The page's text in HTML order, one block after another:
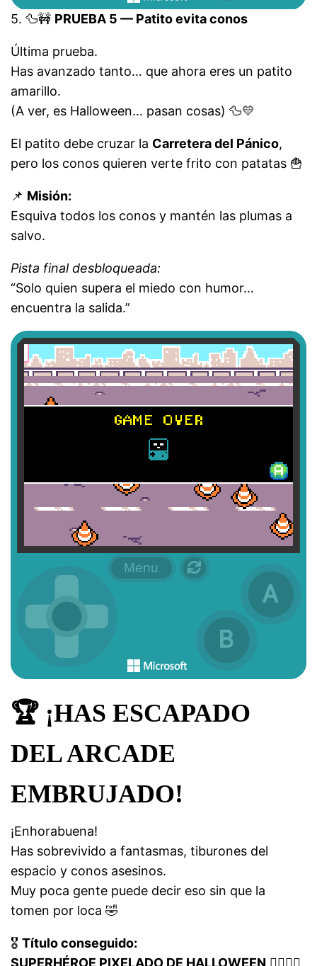
5. 🦆🚧 PRUEBA 5 — Patito evita conos
Última prueba.
Has avanzado tanto… que ahora eres un patito
amarillo.
(A ver, es Halloween… pasan cosas) 🦆💛
El patito debe cruzar la Carretera del Pánico,
pero los conos quieren verte frito con patatas 🍟
📌 Misión:
Esquiva todos los conos y mantén las plumas a
salvo.
Pista final desbloqueada:
“Solo quien supera el miedo con humor…
encuentra la salida.”
🏆 ¡HAS ESCAPADO
DEL ARCADE
EMBRUJADO!
¡Enhorabuena!
Has sobrevivido a fantasmas, tiburones del
espacio y conos asesinos.
Muy poca gente puede decir eso sin que la
tomen por loca 🤣
🎖️ Título conseguido:
SUPERHÉROE PIXELADO DE HALLOWEEN 🦸‍♂️🦸‍♀️